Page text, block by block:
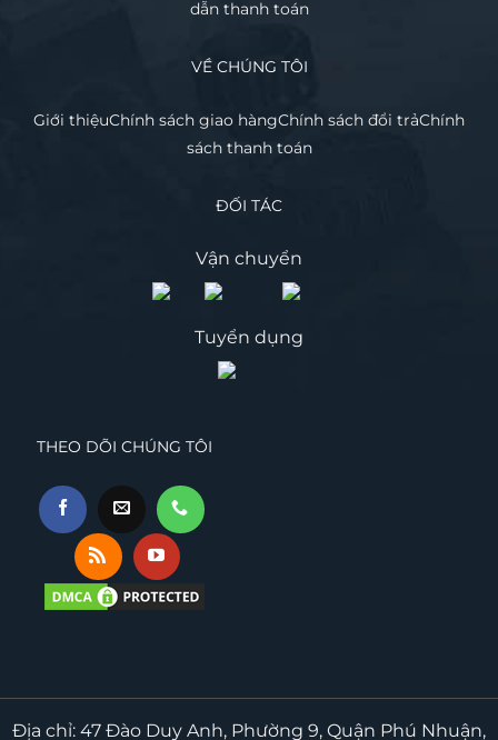
dẫn thanh toán
VỀ CHÚNG TÔI
Giới thiệuChính sách giao hàngChính sách đổi trảChính
sách thanh toán
ĐỐI TÁC
Vận chuyển
Tuyển dụng
THEO DÕI CHÚNG TÔI
Địa chỉ: 47 Đào Duy Anh, Phường 9, Quận Phú Nhuận,